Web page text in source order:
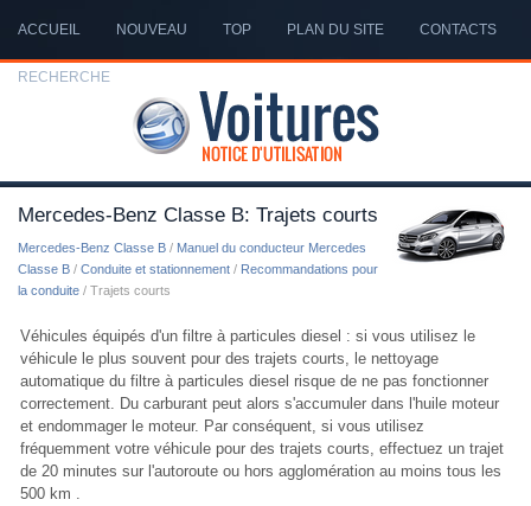
ACCUEIL NOUVEAU TOP PLAN DU SITE CONTACTS
RECHERCHE
Mercedes-Benz Classe B: Trajets courts
Mercedes-Benz Classe B / Manuel du conducteur Mercedes
Classe B / Conduite et stationnement / Recommandations pour
la conduite / Trajets courts
Véhicules équipés d'un filtre à particules diesel : si vous utilisez le
véhicule le plus souvent pour des trajets courts, le nettoyage
automatique du filtre à particules diesel risque de ne pas fonctionner
correctement. Du carburant peut alors s'accumuler dans l'huile moteur
et endommager le moteur. Par conséquent, si vous utilisez
fréquemment votre véhicule pour des trajets courts, effectuez un trajet
de 20 minutes sur l'autoroute ou hors agglomération au moins tous les
500 km .